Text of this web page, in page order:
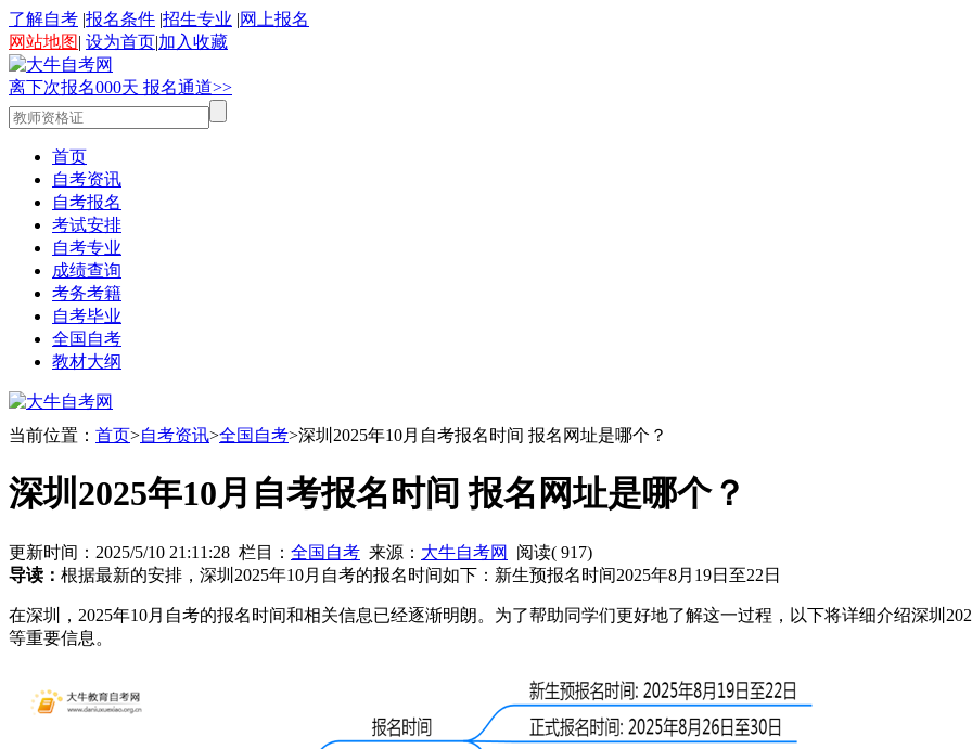
了解自考 |报名条件 |招生专业 |网上报名
网站地图| 设为首页|加入收藏
离下次报名000天 报名通道>>
首页
自考资讯
自考报名
考试安排
自考专业
成绩查询
考务考籍
自考毕业
全国自考
教材大纲
当前位置： 首页>自考资讯>全国自考>深圳2025年10月自考报名时间 报名网址是哪个？
深圳2025年10月自考报名时间 报名网址是哪个？
更新时间：2025/5/10 21:11:28 栏目： 全国自考 来源： 大牛自考网 阅读( 917)
导读： 根据最新的安排，深圳2025年10月自考的报名时间如下：新生预报名时间2025年8月19日至22日
在深圳，2025年10月自考的报名时间和相关信息已经逐渐明朗。为了帮助同学们更好地了解这一过程，以下将详细介绍深圳
等重要信息。